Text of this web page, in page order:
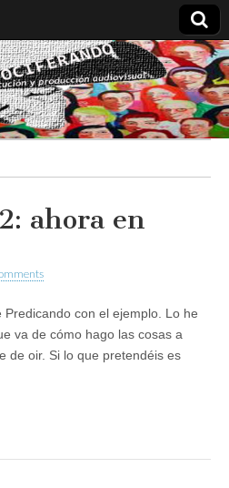
ahora en
con el ejemplo. Lo he
va de cómo hago las cosas a
de oir. Si lo que pretendéis es